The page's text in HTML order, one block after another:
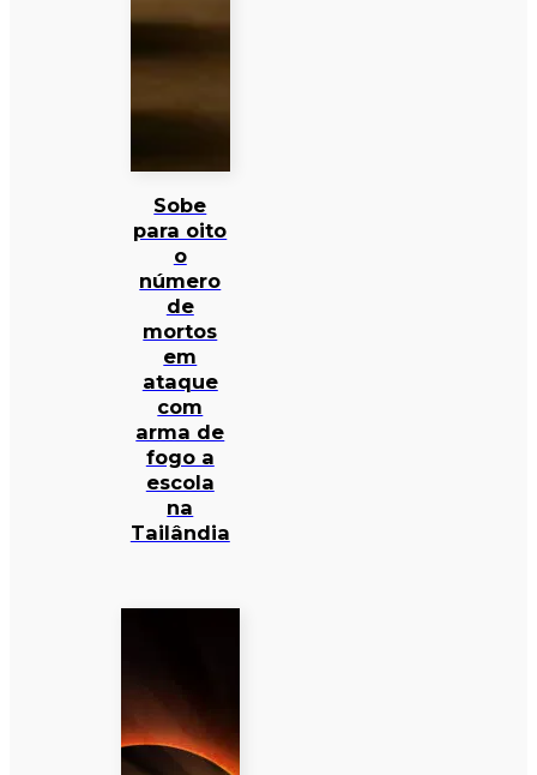
Sobe
para oito
o
número
de
mortos
em
ataque
com
arma de
fogo a
escola
na
Tailândia